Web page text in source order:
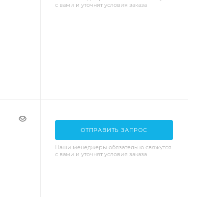
с вами и уточнят условия заказа
ОТПРАВИТЬ ЗАПРОС
Наши менеджеры обязательно свяжутся
с вами и уточнят условия заказа